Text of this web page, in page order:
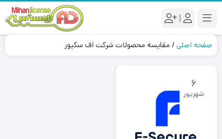
|
صفحه اصلی/ مقایسه محصولات شرکت اف سکیور
6
شهریور